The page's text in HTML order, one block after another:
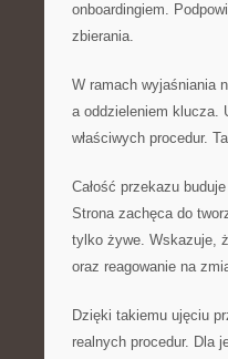
onboardingiem.
zbierania.
W ramach wyjaśniania
a oddzieleniem klucza.
właściwych procedur.
Całość przekazu
Strona zachęca do
tylko żywe. Wskazuje,
oraz reagowanie na
Dzięki takiemu ujęciu
realnych procedur. Dla